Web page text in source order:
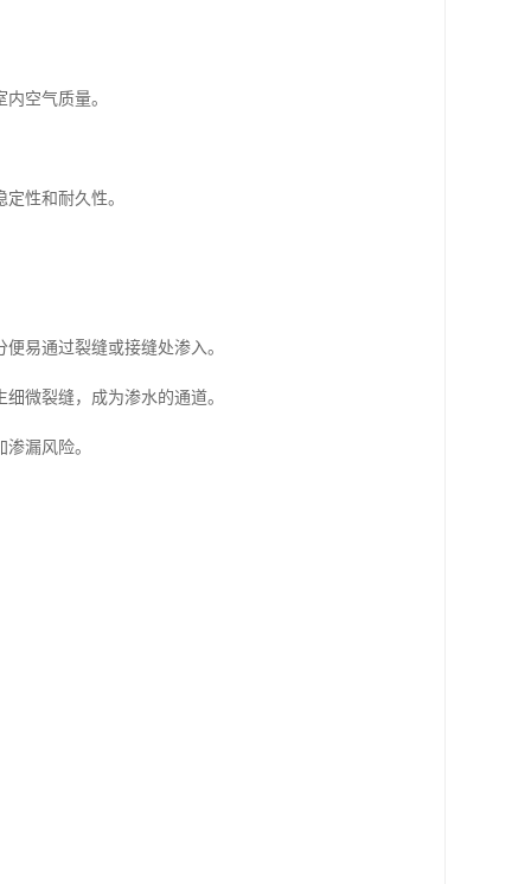
空气质量。
性和耐久性。
易通过裂缝或接缝处渗入。
微裂缝，成为渗水的通道。
漏风险。